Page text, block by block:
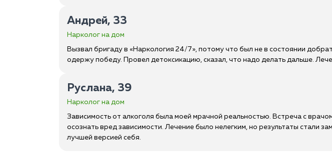
Андрей, 33
Нарколог на дом
Вызвал бригаду в «Наркология 24/7», потому что был не в состоянии
одержу победу. Провел детоксикацию, сказал, что надо делать дальше.
Руслана, 39
Нарколог на дом
Зависимость от алкоголя была моей мрачной реальностью. Встреча с
осознать вред зависимости. Лечение было нелегким, но результаты стали
лучшей версией себя.